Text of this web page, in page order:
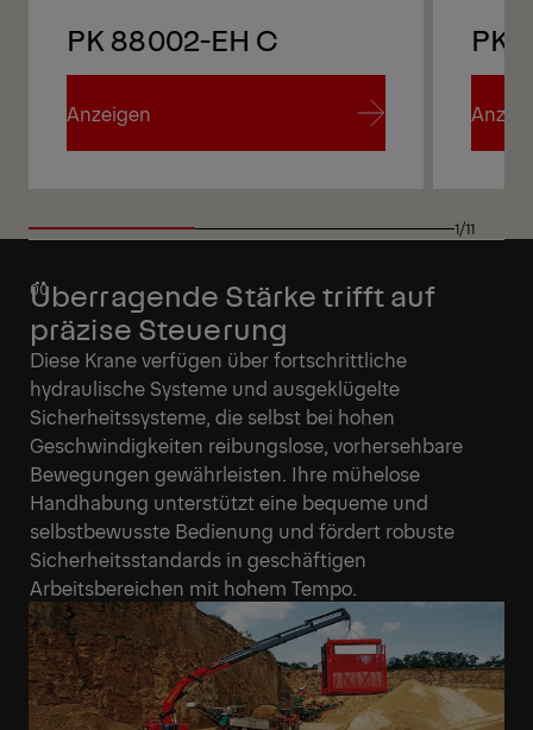
PK 88002-EH C
Anzeigen
PK
1/11
Überragende Stärke trifft auf
präzise Steuerung
Diese Krane verfügen über fortschrittliche
hydraulische Systeme und ausgeklügelte
Sicherheitssysteme, die selbst bei hohen
Geschwindigkeiten reibungslose, vorhersehbare
Bewegungen gewährleisten. Ihre mühelose
Handhabung unterstützt eine bequeme und
selbstbewusste Bedienung und fördert robuste
Sicherheitsstandards in geschäftigen
Arbeitsbereichen mit hohem Tempo.